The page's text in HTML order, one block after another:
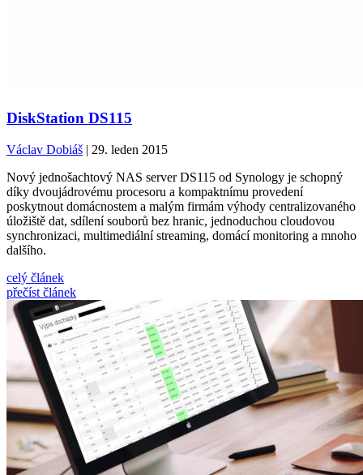
DiskStation DS115
Václav Dobiáš | 29. leden 2015
Nový jednošachtový NAS server DS115 od Synology je schopný
díky dvoujádrovému procesoru a kompaktnímu provedení
poskytnout domácnostem a malým firmám výhody centralizovaného
úložiště dat, sdílení souborů bez hranic, jednoduchou cloudovou
synchronizaci, multimediální streaming, domácí monitoring a mnoho
dalšího.
celý článek
přečíst článek